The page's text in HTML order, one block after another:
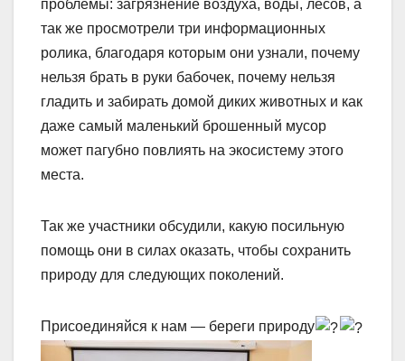
проблемы: загрязнение воздуха, воды, лесов, а
так же просмотрели три информационных
ролика, благодаря которым они узнали, почему
нельзя брать в руки бабочек, почему нельзя
гладить и забирать домой диких животных и как
даже самый маленький брошенный мусор
может пагубно повлиять на экосистему этого
места.
Так же участники обсудили, какую посильную
помощь они в силах оказать, чтобы сохранить
природу для следующих поколений.
Присоединяйся к нам — береги природу